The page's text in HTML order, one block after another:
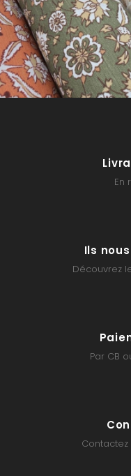
En
Ils
Découvrez
Par CB